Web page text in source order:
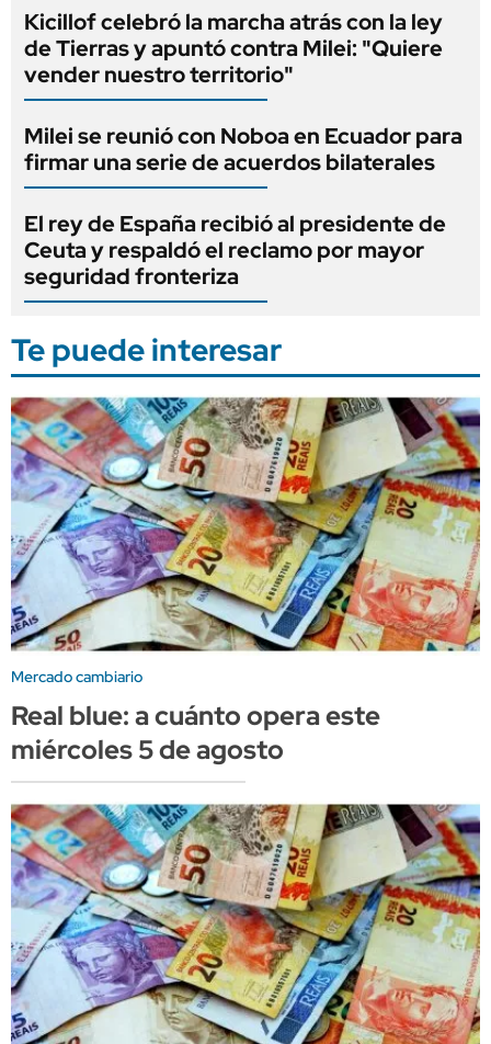
Kicillof celebró la marcha atrás con la ley
de Tierras y apuntó contra Milei: "Quiere
vender nuestro territorio"
Milei se reunió con Noboa en Ecuador para
firmar una serie de acuerdos bilaterales
El rey de España recibió al presidente de
Ceuta y respaldó el reclamo por mayor
seguridad fronteriza
Te puede interesar
Mercado cambiario
Real blue: a cuánto opera este
miércoles 5 de agosto